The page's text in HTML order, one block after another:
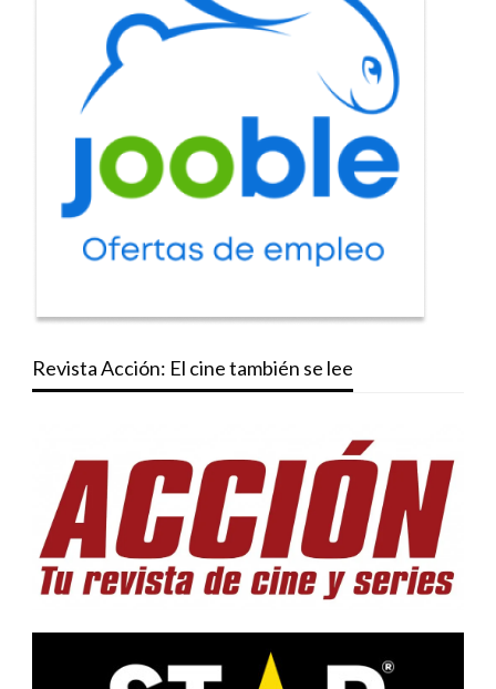
Revista Acción: El cine también se lee